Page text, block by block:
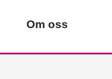
Om oss